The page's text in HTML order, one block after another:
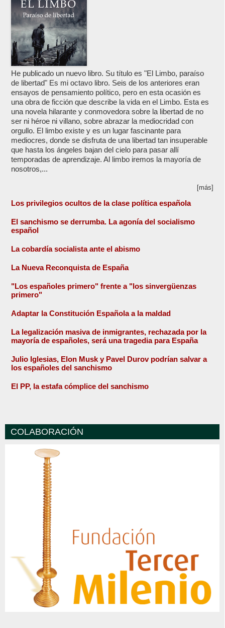
He publicado un nuevo libro. Su título es "El Limbo, paraíso
de libertad" Es mi octavo libro. Seis de los anteriores eran
ensayos de pensamiento político, pero en esta ocasión es
una obra de ficción que describe la vida en el Limbo. Esta es
una novela hilarante y conmovedora sobre la libertad de no
ser ni héroe ni villano, sobre abrazar la mediocridad con
orgullo. El limbo existe y es un lugar fascinante para
mediocres, donde se disfruta de una libertad tan insuperable
que hasta los ángeles bajan del cielo para pasar allí
temporadas de aprendizaje. Al limbo iremos la mayoría de
nosotros,...
[más]
Los privilegios ocultos de la clase política española
El sanchismo se derrumba. La agonía del socialismo
español
La cobardía socialista ante el abismo
La Nueva Reconquista de España
"Los españoles primero" frente a "los sinvergüenzas
primero"
Adaptar la Constitución Española a la maldad
La legalización masiva de inmigrantes, rechazada por la
mayoría de españoles, será una tragedia para España
Julio Iglesias, Elon Musk y Pavel Durov podrían salvar a
los españoles del sanchismo
El PP, la estafa cómplice del sanchismo
COLABORACIÓN